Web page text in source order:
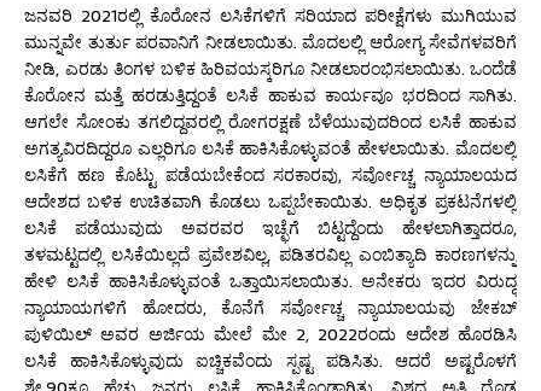
ಜನವರಿ 2021ರಲ್ಲಿ ಕೊರೋನ ಲಸಿಕೆಗಳಿಗೆ ಸರಿಯಾದ ಪರೀಕ್ಷೆಗಳು ಮುಗಿಯುವ
ಮುನ್ನವೇ ತುರ್ತು ಪರವಾನಿಗೆ ನೀಡಲಾಯಿತು. ಮೊದಲಲ್ಲಿ ಆರೋಗ್ಯ ಸೇವೆಗಳವರಿಗೆ
ನೀಡಿ, ಎರಡು ತಿಂಗಳ ಬಳಿಕ ಹಿರಿವಯಸ್ಕರಿಗೂ ನೀಡಲಾರಂಭಿಸಲಾಯಿತು. ಒಂದೆಡೆ
ಕೊರೋನ ಮತ್ತೆ ಹರಡುತ್ತಿದ್ದಂತೆ ಲಸಿಕೆ ಹಾಕುವ ಕಾರ್ಯವೂ ಭರದಿಂದ ಸಾಗಿತು.
ಆಗಲೇ ಸೋಂಕು ತಗಲಿದ್ದವರಲ್ಲಿ ರೋಗರಕ್ಷಣೆ ಬೆಳೆಯುವುದರಿಂದ ಲಸಿಕೆ ಹಾಕುವ
ಅಗತ್ಯವಿರದಿದ್ದರೂ ಎಲ್ಲರಿಗೂ ಲಸಿಕೆ ಹಾಕಿಸಿಕೊಳ್ಳುವಂತೆ ಹೇಳಲಾಯಿತು. ಮೊದಲಲ್ಲಿ
ಲಸಿಕೆಗೆ ಹಣ ಕೊಟ್ಟು ಪಡೆಯಬೇಕೆಂದ ಸರಕಾರವು, ಸರ್ವೋಚ್ಚ ನ್ಯಾಯಾಲಯದ
ಆದೇಶದ ಬಳಿಕ ಉಚಿತವಾಗಿ ಕೊಡಲು ಒಪ್ಪಬೇಕಾಯಿತು. ಅಧಿಕೃತ ಪ್ರಕಟನೆಗಳಲ್ಲಿ
ಲಸಿಕೆ ಪಡೆಯುವುದು ಅವರವರ ಇಚ್ಛೆಗೆ ಬಿಟ್ಟದ್ದೆಂದು ಹೇಳಲಾಗಿತ್ತಾದರೂ,
ತಳಮಟ್ಟದಲ್ಲಿ ಲಸಿಕೆಯಿಲ್ಲದೆ ಪ್ರವೇಶವಿಲ್ಲ, ಪಡಿತರವಿಲ್ಲ ಎಂಬಿತ್ಯಾದಿ ಕಾರಣಗಳನ್ನು
ಹೇಳಿ ಲಸಿಕೆ ಹಾಕಿಸಿಕೊಳ್ಳುವಂತೆ ಒತ್ತಾಯಿಸಲಾಯಿತು. ಅನೇಕರು ಇದರ ವಿರುದ್ಧ
ನ್ಯಾಯಾಯಗಳಿಗೆ ಹೋದರು, ಕೊನೆಗೆ ಸರ್ವೋಚ್ಚ ನ್ಯಾಯಾಲಯವು ಜೇಕಬ್
ಪುಳಿಯಿಲ್ ಅವರ ಅರ್ಜಿಯ ಮೇಲೆ ಮೇ 2, 2022ರಂದು ಆದೇಶ ಹೊರಡಿಸಿ
ಲಸಿಕೆ ಹಾಕಿಸಿಕೊಳ್ಳುವುದು ಐಚ್ಚಿಕವೆಂದು ಸ್ಪಷ್ಟ ಪಡಿಸಿತು. ಆದರೆ ಅಷ್ಟರೊಳಗೆ